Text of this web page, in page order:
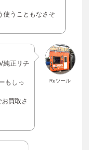
使うこともなさそ
Reツール
純正リチ
もしっ
買取さ